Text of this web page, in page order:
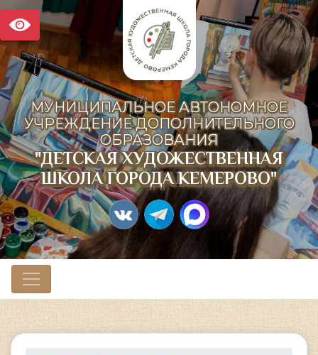
МУНИЦИПАЛЬНОЕ АВТОНОМНОЕ
УЧРЕЖДЕНИЕ ДОПОЛНИТЕЛЬНОГО
ОБРАЗОВАНИЯ
"ДЕТСКАЯ ХУДОЖЕСТВЕННАЯ
ШКОЛА ГОРОДА КЕМЕРОВО"